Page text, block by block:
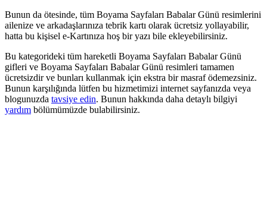
Bunun da ötesinde, tüm Boyama Sayfaları Babalar Günü resimlerini
ailenize ve arkadaşlarınıza tebrik kartı olarak ücretsiz yollayabilir,
hatta bu kişisel e-Kartınıza hoş bir yazı bile ekleyebilirsiniz.
Bu kategorideki tüm hareketli Boyama Sayfaları Babalar Günü
gifleri ve Boyama Sayfaları Babalar Günü resimleri tamamen
ücretsizdir ve bunları kullanmak için ekstra bir masraf ödemezsiniz.
Bunun karşılığında lütfen bu hizmetimizi internet sayfanızda veya
blogunuzda tavsiye edin. Bunun hakkında daha detaylı bilgiyi
yardım bölümümüzde bulabilirsiniz.